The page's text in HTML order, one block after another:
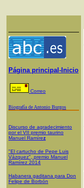
Página principal-Inicio
Correo
Biografía de Antonio Burgos
Discurso de agradecimiento
por el VII premio taurino
Manuel Ramírez
"El cartucho de Pepe Luis
Vázquez", premio Manuel
Ramírez 2014
Habanera gaditana para Don
Felipe de Borbón